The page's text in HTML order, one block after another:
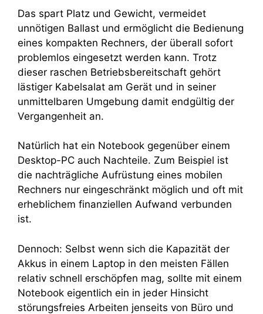
Das spart Platz und Gewicht, vermeidet
unnötigen Ballast und ermöglicht die Bedienung
eines kompakten Rechners, der überall sofort
problemlos eingesetzt werden kann. Trotz
dieser raschen Betriebsbereitschaft gehört
lästiger Kabelsalat am Gerät und in seiner
unmittelbaren Umgebung damit endgültig der
Vergangenheit an.
Natürlich hat ein Notebook gegenüber einem
Desktop-PC auch Nachteile. Zum Beispiel ist
die nachträgliche Aufrüstung eines mobilen
Rechners nur eingeschränkt möglich und oft mit
erheblichem finanziellen Aufwand verbunden
ist.
Dennoch: Selbst wenn sich die Kapazität der
Akkus in einem Laptop in den meisten Fällen
relativ schnell erschöpfen mag, sollte mit einem
Notebook eigentlich ein in jeder Hinsicht
störungsfreies Arbeiten jenseits von Büro und